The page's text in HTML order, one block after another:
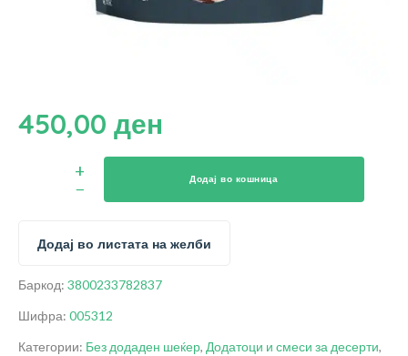
450,00 ден
Додај во кошница
Додај во листата на желби
Баркод: 3800233782837
Шифра: 005312
Категории: Без додаден шеќер, Додатоци и смеси за десерти,